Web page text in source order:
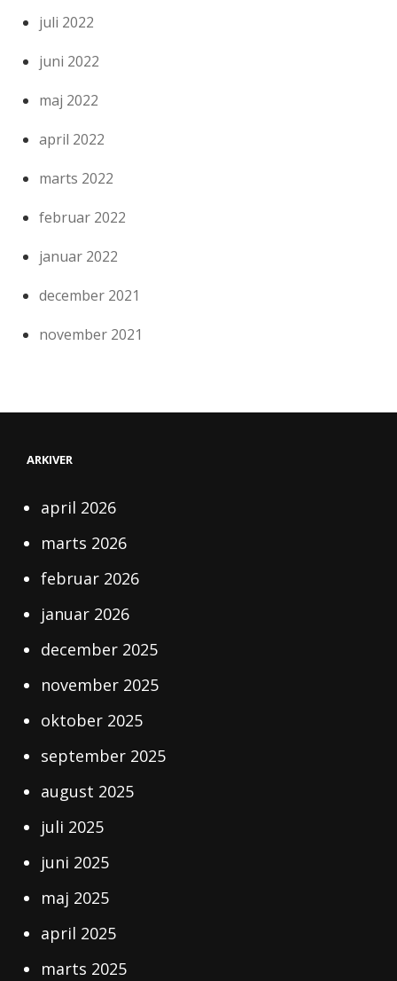
juli 2022
juni 2022
maj 2022
april 2022
marts 2022
februar 2022
januar 2022
december 2021
november 2021
ARKIVER
april 2026
marts 2026
februar 2026
januar 2026
december 2025
november 2025
oktober 2025
september 2025
august 2025
juli 2025
juni 2025
maj 2025
april 2025
marts 2025